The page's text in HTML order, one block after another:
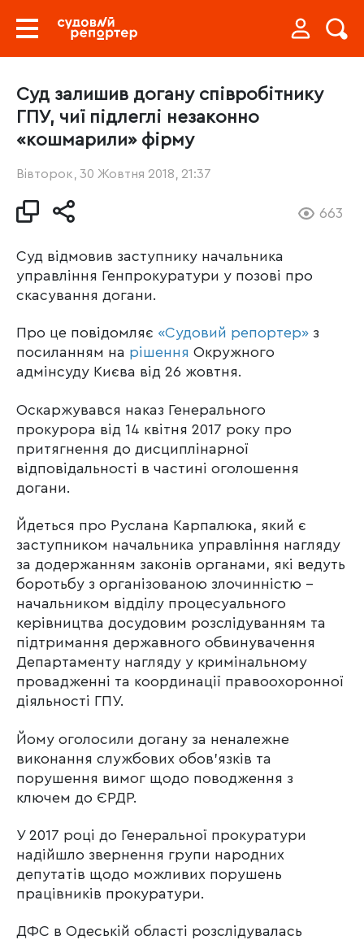
Суд залишив догану співробітнику
ГПУ, чиї підлеглі незаконно
«кошмарили» фірму
Вівторок, 30 Жовтня 2018, 21:37
663
Суд відмовив заступнику начальника
управління Генпрокуратури у позові про
скасування догани.
Про це повідомляє «Судовий репортер» з
посиланням на рішення Окружного
адмінсуду Києва від 26 жовтня.
Оскаржувався наказ Генерального
прокурора від 14 квітня 2017 року про
притягнення до дисциплінарної
відповідальності в частині оголошення
догани.
Йдеться про Руслана Карпалюка, який є
заступником начальника управління нагляду
за додержанням законів органами, які ведуть
боротьбу з організованою злочинністю –
начальником відділу процесуального
керівництва досудовим розслідуванням та
підтримання державного обвинувачення
Департаменту нагляду у кримінальному
провадженні та координації правоохоронної
діяльності ГПУ.
Йому оголосили догану за неналежне
виконання службових обов’язків та
порушення вимог щодо поводження з
ключем до ЄРДР.
У 2017 році до Генеральної прокуратури
надійшло звернення групи народних
депутатів щодо можливих порушень
працівників прокуратури.
ДФС в Одеській області розслідувалась